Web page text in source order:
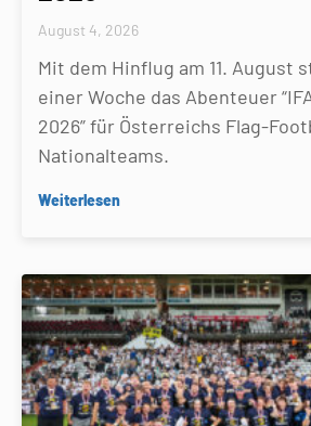
August 4, 2026
Mit dem Hinflug am 11. August
einer Woche das Abenteuer
2026” für Österreichs Flag-
Nationalteams.
Weiterlesen